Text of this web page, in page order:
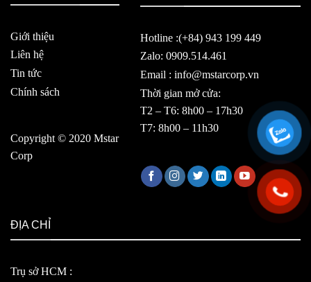
Giới thiệu
Liên hệ
Tin tức
Chính sách
Copyright © 2020 Mstar
Corp
Hotline :(+84) 943 199 449
Zalo: 0909.514.461
Email : info@mstarcorp.vn
Thời gian mở cửa:
T2 – T6: 8h00 – 17h30
T7: 8h00 – 11h30
ĐỊA CHỈ
Trụ sở HCM :